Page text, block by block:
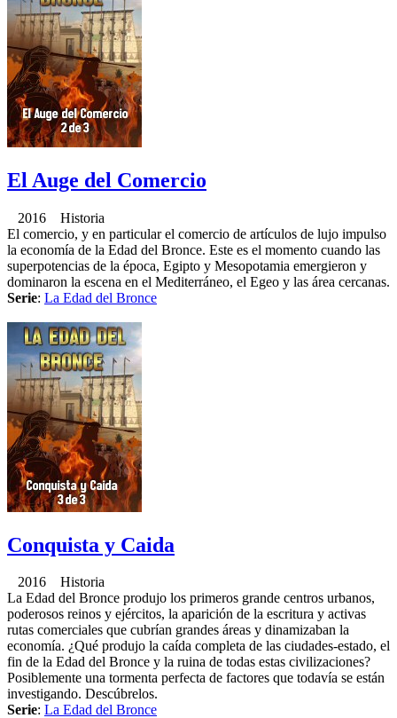
El Auge del Comercio
2016 Historia
El comercio, y en particular el comercio de artículos de lujo impulso
la economía de la Edad del Bronce. Este es el momento cuando las
superpotencias de la época, Egipto y Mesopotamia emergieron y
dominaron la escena en el Mediterráneo, el Egeo y las área cercanas.
Serie: La Edad del Bronce
Conquista y Caida
2016 Historia
La Edad del Bronce produjo los primeros grande centros urbanos,
poderosos reinos y ejércitos, la aparición de la escritura y activas
rutas comerciales que cubrían grandes áreas y dinamizaban la
economía. ¿Qué produjo la caída completa de las ciudades-estado, el
fin de la Edad del Bronce y la ruina de todas estas civilizaciones?
Posiblemente una tormenta perfecta de factores que todavía se están
investigando. Descúbrelos.
Serie: La Edad del Bronce